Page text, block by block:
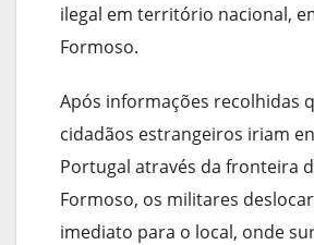
ilegal em território nacional,
Formoso.
Após informações recolhidas
cidadãos estrangeiros iriam
Portugal através da fronteira
Formoso, os militares
imediato para o local, onde